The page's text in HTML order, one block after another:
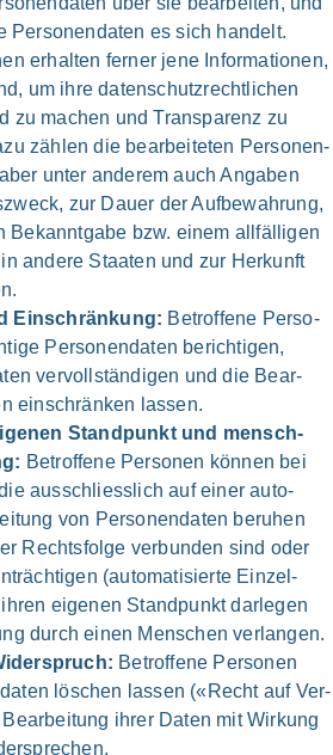
Personen­daten es sich han­delt.
erhal­ten fer­ner jene Infor­mationen,
um ihre daten­schutz­rechtlichen
zu machen und Trans­parenz zu
zäh­len die bear­bei­te­ten Personen­
unter ande­rem auch Anga­ben
zur Dau­er der Auf­bewahrung,
Bekannt­gabe bzw. einem all­fälligen
ande­re Staa­ten und zur Her­kunft
Ein­schrän­kung: Betrof­fe­ne Per­so­
Personen­daten berich­ti­gen,
vervoll­ständigen und die Bear­
ein­schränken las­sen.
Stand­punkt und mensch­
Betrof­fe­ne Per­so­nen kön­nen bei
ausschliess­lich auf einer auto­
von Personen­daten beru­hen
Rechts­folge ver­bun­den sind oder
(auto­matisierte Einzel­
eige­nen Stand­punkt dar­le­gen
durch einen Men­schen ver­lan­gen.
Betrof­fe­ne Per­so­nen
löschen las­sen («Recht auf Ver­
ihrer Daten mit Wir­kung